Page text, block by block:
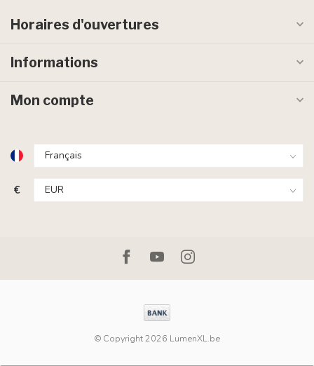
Horaires d'ouvertures
Informations
Mon compte
€
© Copyright 2026 LumenXL.be